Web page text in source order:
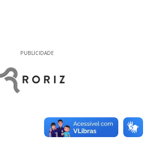
PUBLICIDADE